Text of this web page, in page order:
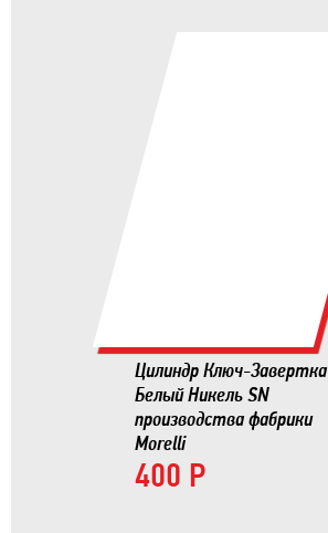
Цилиндр Ключ-Завертка
Белый Никель SN
производства фабрики
Morelli
400 Р